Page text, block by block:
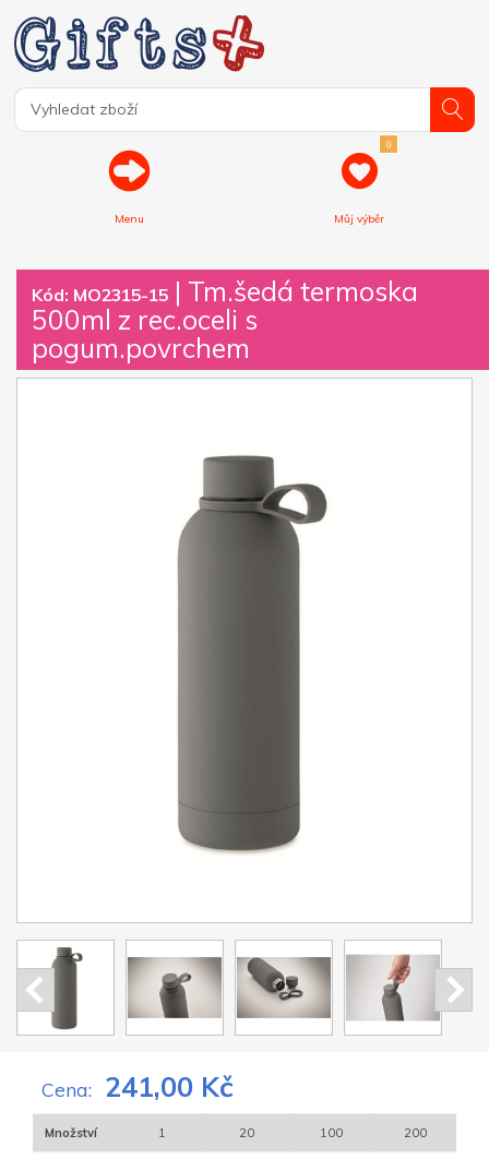
Menu
0
Můj výběr
Kód: MO2315-15 | Tm.šedá termoska
500ml z rec.oceli s
pogum.povrchem
Cena: 241,00 Kč
Množství 1 20 100 200